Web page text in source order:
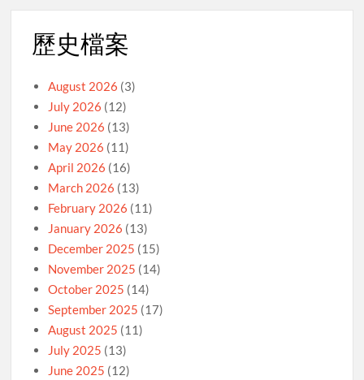
歷史檔案
August 2026 (3)
July 2026 (12)
June 2026 (13)
May 2026 (11)
April 2026 (16)
March 2026 (13)
February 2026 (11)
January 2026 (13)
December 2025 (15)
November 2025 (14)
October 2025 (14)
September 2025 (17)
August 2025 (11)
July 2025 (13)
June 2025 (12)